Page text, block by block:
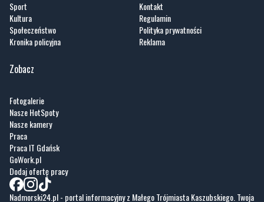
Sport
Kultura
Społeczeństwo
Kronika policyjna
Kontakt
Regulamin
Polityka prywatności
Reklama
Zobacz
Fotogalerie
Nasze HotSpoty
Nasze kamery
Praca
Praca IT Gdańsk
GoWork.pl
Dodaj ofertę pracy
Nadmorski24.pl - portal informacyjny z Małego Trójmiasta Kaszubskiego. Twoja